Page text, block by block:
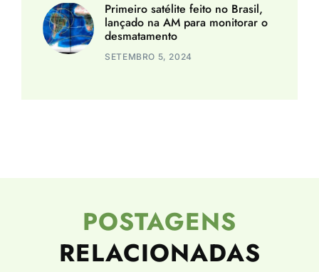
Primeiro satélite feito no Brasil,
lançado na AM para monitorar o
desmatamento
SETEMBRO 5, 2024
POSTAGENS
RELACIONADAS